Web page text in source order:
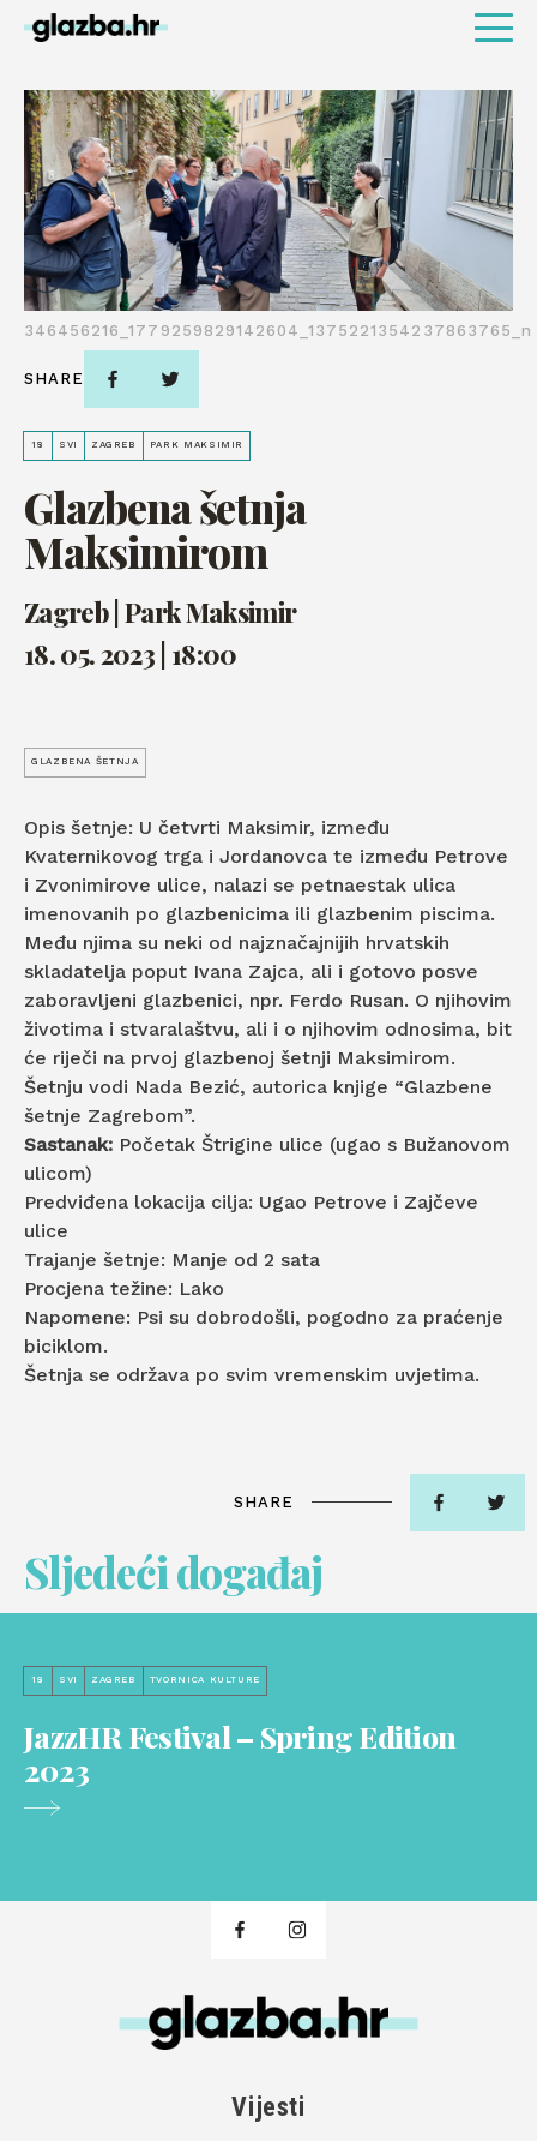
18 SVI ZAGREB PARK MAKSIMIR
Glazbena šetnja
Maksimirom
Zagreb | Park Maksimir
18. 05. 2023 | 18:00
346456216_1779259829142604_1375221354237863765_n
SHARE
GLAZBENA ŠETNJA
Opis šetnje: U četvrti Maksimir, između
Kvaternikovog trga i Jordanovca te između Petrove
i Zvonimirove ulice, nalazi se petnaestak ulica
imenovanih po glazbenicima ili glazbenim piscima.
Među njima su neki od najznačajnijih hrvatskih
skladatelja poput Ivana Zajca, ali i gotovo posve
zaboravljeni glazbenici, npr. Ferdo Rusan. O njihovim
životima i stvaralaštvu, ali i o njihovim odnosima, bit
će riječi na prvoj glazbenoj šetnji Maksimirom.
Šetnju vodi Nada Bezić, autorica knjige “Glazbene
šetnje Zagrebom”.
Sastanak: Početak Štrigine ulice (ugao s Bužanovom
ulicom)
Predviđena lokacija cilja: Ugao Petrove i Zajčeve
ulice
Trajanje šetnje: Manje od 2 sata
Procjena težine: Lako
Napomene: Psi su dobrodošli, pogodno za praćenje
biciklom.
Šetnja se održava po svim vremenskim uvjetima.
SHARE
Sljedeći događaj
18 SVI ZAGREB TVORNICA KULTURE
JazzHR Festival – Spring Edition
2023
Vijesti